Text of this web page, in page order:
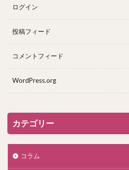
ログイン
投稿フィード
コメントフィード
WordPress.org
カテゴリー
コラム